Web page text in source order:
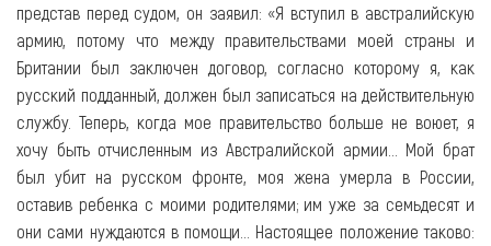
представ перед судом, он заявил: «Я вступил в австралийскую
армию, потому что между правительствами моей страны и
Британии был заключен договор, согласно которому я, как
русский подданный, должен был записаться на действительную
службу. Теперь, когда мое правительство больше не воюет, я
хочу быть отчисленным из Австралийской армии... Мой брат
был убит на русском фронте, моя жена умерла в России,
оставив ребенка с моими родителями; им уже за семьдесят и
они сами нуждаются в помощи... Настоящее положение таково: